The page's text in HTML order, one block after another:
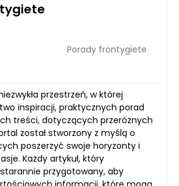
Porady frontygiete
przestrzeń, w której
inspiracji, praktycznych porad
treści, dotyczących przeróżnych
został stworzony z myślą o
poszerzyć swoje horyzonty i
Każdy artykuł, który
przygotowany, aby